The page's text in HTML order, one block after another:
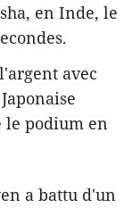
en Inde, le
avec
le podium en
a ​battu d'un